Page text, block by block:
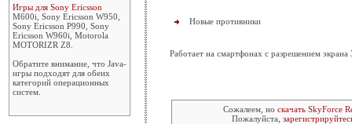
Игры для Sony Ericsson
M600i, Sony Ericsson W950,
Sony Ericsson P990, Sony
Ericsson W960i, Motorola
MOTORIZR Z8.
Обратите внимание, что Java-
игры подходят для обеих
категорий операционных
систем.
Новые противники
Работает на смартфонах с разрешением
Сожалеем, но скачать SkyForce
Пожалуйста,